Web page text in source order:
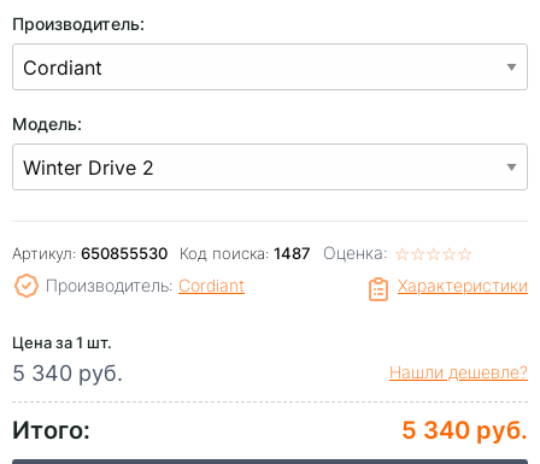
Производитель:
Модель:
Артикул: 650855530 Код поиска: 1487 Оценка: ☆☆☆☆☆
★★★★★
Характеристики
Производитель: Cordiant
Цена за 1 шт.
5 340 руб. Нашли дешевле?
Итого: 5 340 руб.